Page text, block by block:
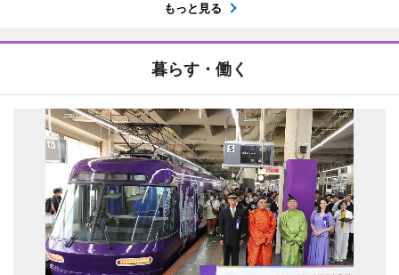
もっと見る
暮らす・働く